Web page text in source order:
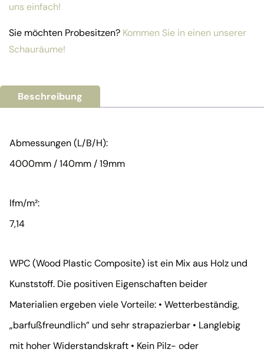
uns einfach!
Sie möchten Probesitzen? Kommen Sie in einen unserer
Schauräume!
Beschreibung
Abmessungen (L/B/H):
4000mm / 140mm / 19mm
lfm/m²:
7,14
WPC (Wood Plastic Composite) ist ein Mix aus Holz und
Kunststoff. Die positiven Eigenschaften beider
Materialien ergeben viele Vorteile: • Wetterbeständig,
„barfußfreundlich” und sehr strapazierbar • Langlebig
mit hoher Widerstandskraft • Kein Pilz- oder